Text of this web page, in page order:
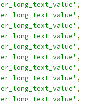
,
,
,
,
,
,
,
,
,
,